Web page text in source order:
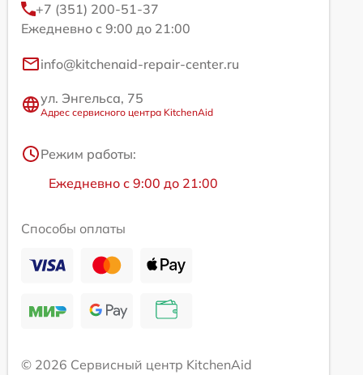
+7 (351) 200-51-37
Ежедневно с 9:00 до 21:00
info@kitchenaid-repair-center.ru
ул. Энгельса, 75
Адрес сервисного центра KitchenAid
Режим работы:
Ежедневно с 9:00 до 21:00
Способы оплаты
© 2026 Сервисный центр KitchenAid